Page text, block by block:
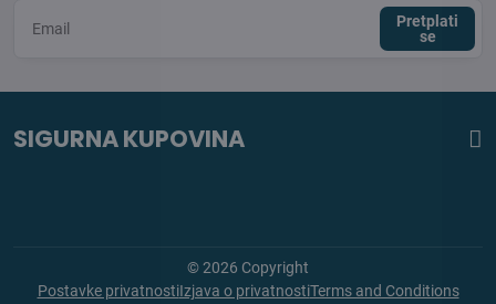
Pretplati
se
SIGURNA KUPOVINA
©2026 Copyright
Postavke privatnostiIzjava o privatnostiTerms and Conditions